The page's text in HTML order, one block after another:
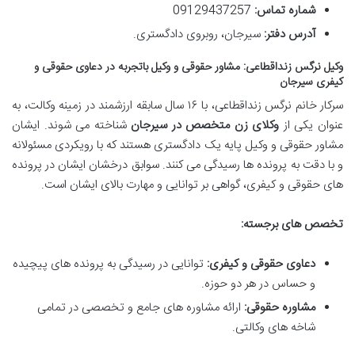
شماره تماس:
آدرس دفتر: سیرجان، روبروی دادگستری.
وکیل نرگس زنداقطاعی: مشاور حقوقی و وکیل باتجربه در دعاوی حقوقی و
کیفری سیرجان
سرکار خانم نرگس زنداقطاعی، با ۱۶ سال سابقه ارزشمند در زمینه وکالت، به
عنوان یکی از وکلای زن متخصص در سیرجان شناخته می شوند. ایشان
مشاور حقوقی و وکیل پایه یک دادگستری هستند که با رویکردی مسئولانه
و با دقت به پرونده ها رسیدگی می کنند. سوابق درخشان ایشان در پرونده
های حقوقی و کیفری، گواهی بر توانایی و مهارت بالای ایشان است.
تخصص های برجسته:
دعاوی حقوقی و کیفری: توانایی در رسیدگی به پرونده های پیچیده
و حساس در هر دو حوزه.
مشاوره حقوقی: ارائه مشاوره های جامع و تخصصی در تمامی
شاخه های وکالتی.